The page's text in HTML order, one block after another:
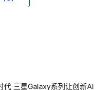
物理层”时，被损耗的能源
”处40%的消耗和芯片。由
代 三星Galaxy系列让创新AI